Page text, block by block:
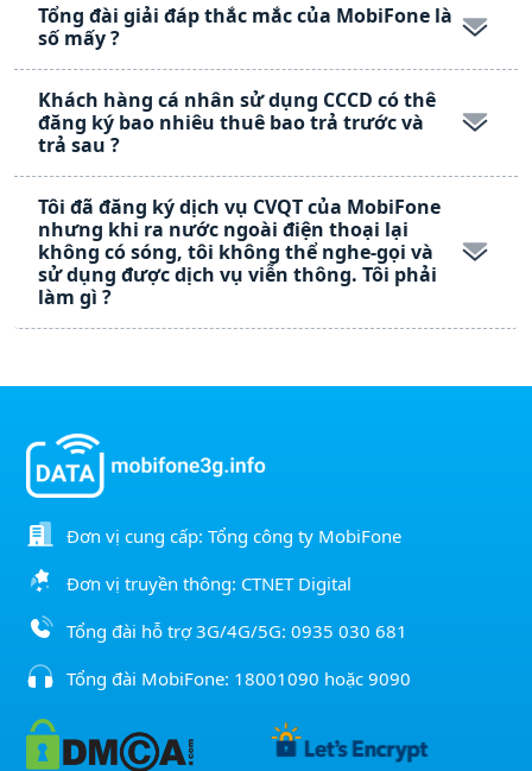
Tổng đài giải đáp thắc mắc của MobiFone là
số mấy ?
Khách hàng cá nhân sử dụng CCCD có thê
đăng ký bao nhiêu thuê bao trả trước và
trả sau ?
Tôi đã đăng ký dịch vụ CVQT của MobiFone
nhưng khi ra nước ngoài điện thoại lại
không có sóng, tôi không thể nghe-gọi và
sử dụng được dịch vụ viễn thông. Tôi phải
làm gì ?
Đơn vị cung cấp: Tổng công ty MobiFone
Đơn vị truyền thông: CTNET Digital
Tổng đài hỗ trợ 3G/4G/5G: 0935 030 681
Tổng đài MobiFone: 18001090 hoặc 9090